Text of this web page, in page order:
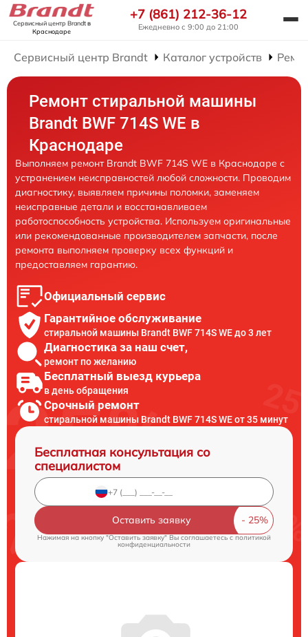
Сервисный центр Brandtв
Краснодаре
+7 (861) 212-36-12
Ежедневно с 9:00 до 21:00
Сервисный центр Brandt Каталог устройств
Ремонт стиральной машины
Brandt BWF 714S WE в
Краснодаре
Выполняем ремонт Brandt BWF 714S WE в Краснодаре с
устранением неисправностей любой сложности. Проводим
диагностику, выявляем причины поломки, заменяем
неисправные детали и восстанавливаем
работоспособность устройства. Используем оригинальные
или рекомендованные производителем запчасти, после
ремонта выполняем проверку всех функций и
предоставляем гарантию.
Официальный сервис
Гарантийное обслуживание
стиральной машины Brandt BWF 714S WE до 3 лет
Диагностика за наш счет,
ремонт по желанию
Бесплатный выезд курьера
в день обращения
Срочный ремонт
стиральной машины Brandt BWF 714S WE от 35 минут
Бесплатная консультация со
специалистом
Оставить заявку
Нажимая на кнопку "Оставить заявку" Вы соглашаетесь c политикой
конфиденциальности